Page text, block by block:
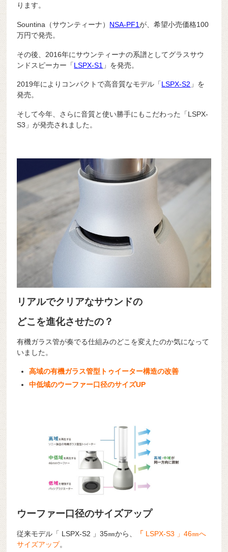
ります。
Sountina（サウンティーナ） NSA-PF1が、希望小売価格100
万円で発売。
その後、2016年にサウンティーナの系譜としてグラスサウ
ンドスピーカー「LSPX-S1 」を発売。
2019年によりコンパクトで高音質なモデル「LSPX-S2 」を
発売。
そして今年、さらに音質と使い勝手にもこだわった「LSPX-
S3」が発売されました。
リアルでクリアなサウンドの
どこを進化させたの？
有機ガラス管が奏でる仕組みのどこを変えたのか気になって
いました。
高域の有機ガラス管型トゥイーター構造の改善
中低域のウーファー口径のサイズUP
ウーファー口径のサイズアップ
従来モデル「 LSPX-S2 」35㎜から、 「 LSPX-S3 」46㎜へ
サイズアップ。